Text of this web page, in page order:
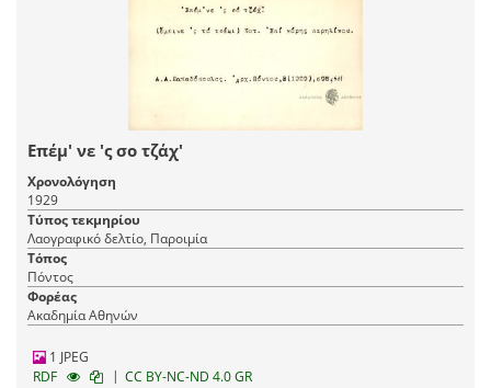
Επέμ' νε 'ς σο τζάχ'
Χρονολόγηση
1929
Τύπος τεκμηρίου
Λαογραφικό δελτίο, Παροιμία
Τόπος
Πόντος
Φορέας
Ακαδημία Αθηνών
1 JPEG
RDF
| CC BY-NC-ND 4.0 GR